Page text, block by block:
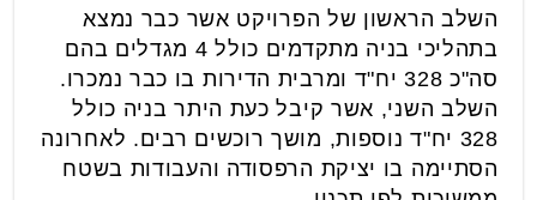
השלב הראשון של הפרויקט אשר כבר נמצא
בתהליכי בניה מתקדמים כולל 4 מגדלים בהם
סה"כ 328 יח"ד ומרבית הדירות בו כבר נמכרו.
השלב השני, אשר קיבל כעת היתר בניה כולל
328 יח"ד נוספות, מושך רוכשים רבים. לאחרונה
הסתיימה בו יציקת הרפסודה והעבודות בשטח